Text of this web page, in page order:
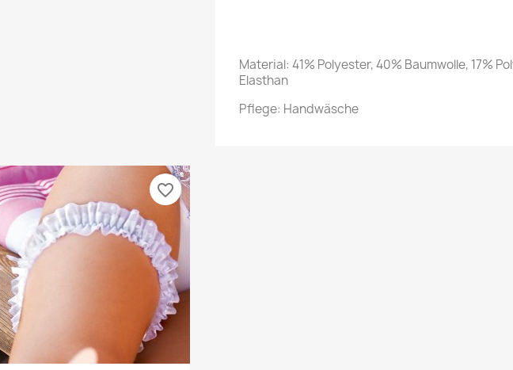
Material: 41% Polyester, 40% Baumwolle, 17%
Elasthan
Pflege: Handwäsche
favorite_border